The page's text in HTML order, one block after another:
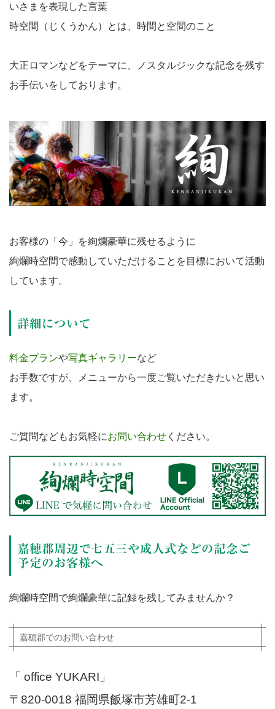
いさまを表現した言葉
時空間（じくうかん）とは、時間と空間のこと
大正ロマンなどをテーマに、ノスタルジックな記念を残す
お手伝いをしております。
お客様の「今」を絢爛豪華に残せるように
絢爛時空間で感動していただけることを目標において活動
しています。
詳細について
料金プランや写真ギャラリーなど
お手数ですが、メニューから一度ご覧いただきたいと思い
ます。
ご質問などもお気軽にお問い合わせ ください。
嘉穂郡周辺で七五三や成人式などの記念ご
予定のお客様へ
絢爛時空間で絢爛豪華に記録を残してみませんか？
嘉穂郡でのお問い合わせ
「 office YUKARI」
〒820-0018 福岡県飯塚市芳雄町2-1